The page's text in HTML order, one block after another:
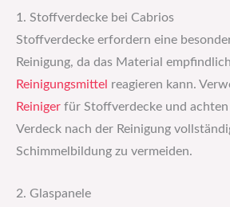
1. Stoffverdecke bei Cabrios
Stoffverdecke erfordern eine
Reinigung, da das Material
Reinigungsmittel reagieren kann.
Reiniger für Stoffverdecke und achten
Verdeck nach der Reinigung
Schimmelbildung zu vermeiden.
2. Glaspanele